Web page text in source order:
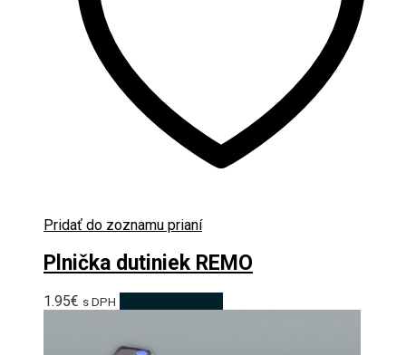
Pridať do zoznamu prianí
Plnička dutiniek REMO
1.95€ s DPH